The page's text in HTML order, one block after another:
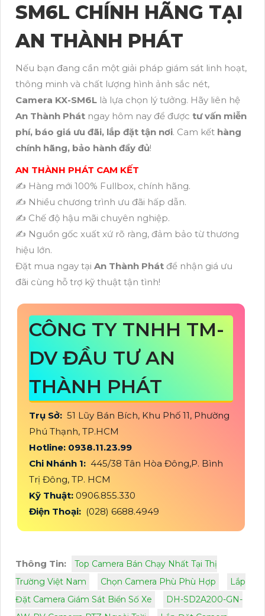
SM6L CHÍNH HÃNG TẠI
AN THÀNH PHÁT
Nếu bạn đang cần một giải pháp giám sát linh hoạt,
thông minh và chất lượng hình ảnh sắc nét,
Camera KX-SM6L là lựa chọn lý tưởng. Hãy liên hệ
An Thành Phát ngay hôm nay để được tư vấn miễn
phí, báo giá ưu đãi, lắp đặt tận nơi. Cam kết hàng
chính hãng, bảo hành đầy đủ!
AN THÀNH PHÁT CAM KẾT
✍️ Hàng mới 100% Fullbox, chính hãng.
✍️ Nhiều chương trình ưu đãi hấp dẫn.
✍️ Chế độ hậu mãi chuyên nghiệp.
✍️ Nguồn gốc xuất xứ rõ ràng, đảm bảo từ thương
hiệu lớn.
Đặt mua ngay tại An Thành Phát để nhận giá ưu
đãi cùng hỗ trợ kỹ thuật tận tình!
CÔNG TY TNHH TM-
DV ĐẦU TƯ AN
THÀNH PHÁT
Trụ Sở: 51 Lũy Bán Bích, Khu Phố 11, Phường
Phú Thạnh, TP.HCM
Hotline: 0938.11.23.99
Chi Nhánh 1: 445/38 Tân Hòa Đông,P. Bình
Trị Đông, TP. HCM
Kỹ Thuật: 0906.855.330
Điện Thoại: (028) 6688.4949
Thông Tin:
Top Camera Bán Chạy Nhất Tại Thị
Trường Việt Nam
Chọn Camera Phù Phù Hợp
Lắp
Đặt Camera Giám Sát Biển Số Xe
DH-SD2A200-GN-